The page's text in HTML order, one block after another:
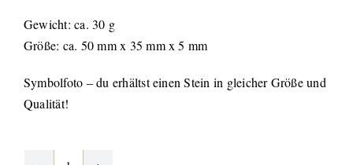
Gewicht: ca. 30 g
Größe: ca. 50 mm x 35 mm x 5 mm
Symbolfoto – du erhältst einen Stein in gleicher Größe und
Qualität!